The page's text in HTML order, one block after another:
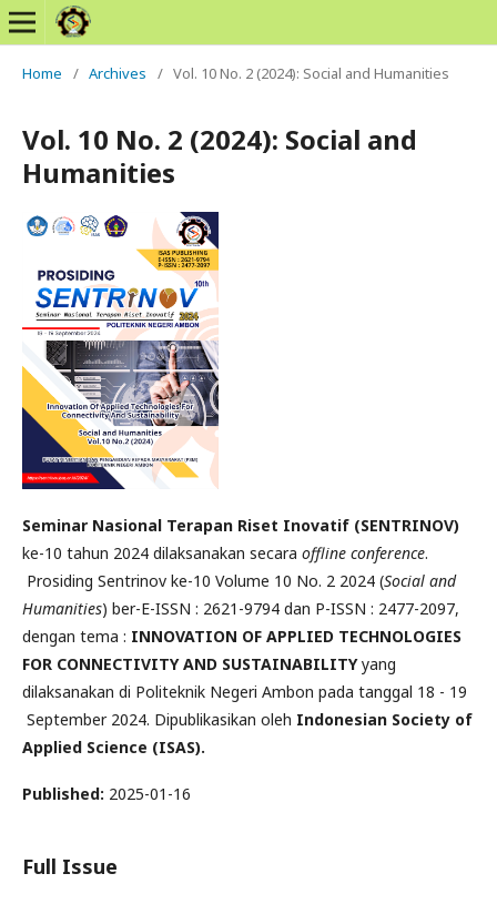
Home / Archives / Vol. 10 No. 2 (2024): Social and Humanities
Vol. 10 No. 2 (2024): Social and
Humanities
Seminar Nasional Terapan Riset Inovatif (SENTRINOV)
ke-10 tahun 2024 dilaksanakan secara offline conference.
Prosiding Sentrinov ke-10 Volume 10 No. 2 2024 (Social and
Humanities) ber-E-ISSN : 2621-9794 dan P-ISSN : 2477-2097,
dengan tema : INNOVATION OF APPLIED TECHNOLOGIES
FOR CONNECTIVITY AND SUSTAINABILITYyang
dilaksanakan di Politeknik Negeri Ambon pada tanggal 18 - 19
September 2024. Dipublikasikan oleh Indonesian Society of
Applied Science (ISAS).
Published: 2025-01-16
Full Issue